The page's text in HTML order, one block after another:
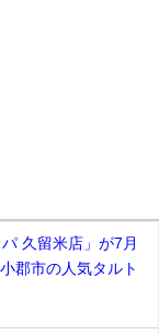
久留米店」が7月
郡市の人気タルト